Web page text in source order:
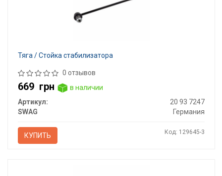
Тяга / Стойка стабилизатора
0 отзывов
669 грн
в наличии
Артикул:
20 93 7247
SWAG
Германия
КУПИТЬ Код: 129645-3